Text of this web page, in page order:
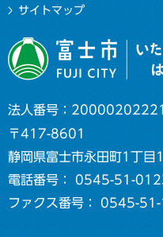
サイトマップ
法人番号：
〒417-8601
静岡県富士市永田町1丁目
電話番号： 0545-51-
ファクス番号： 0545-